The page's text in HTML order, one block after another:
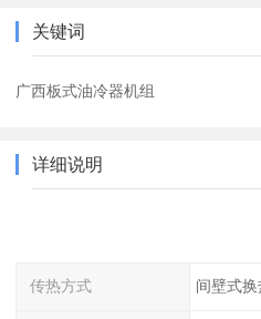
关键词
广西板式油冷器机组
详细说明
传热方式 间壁式换